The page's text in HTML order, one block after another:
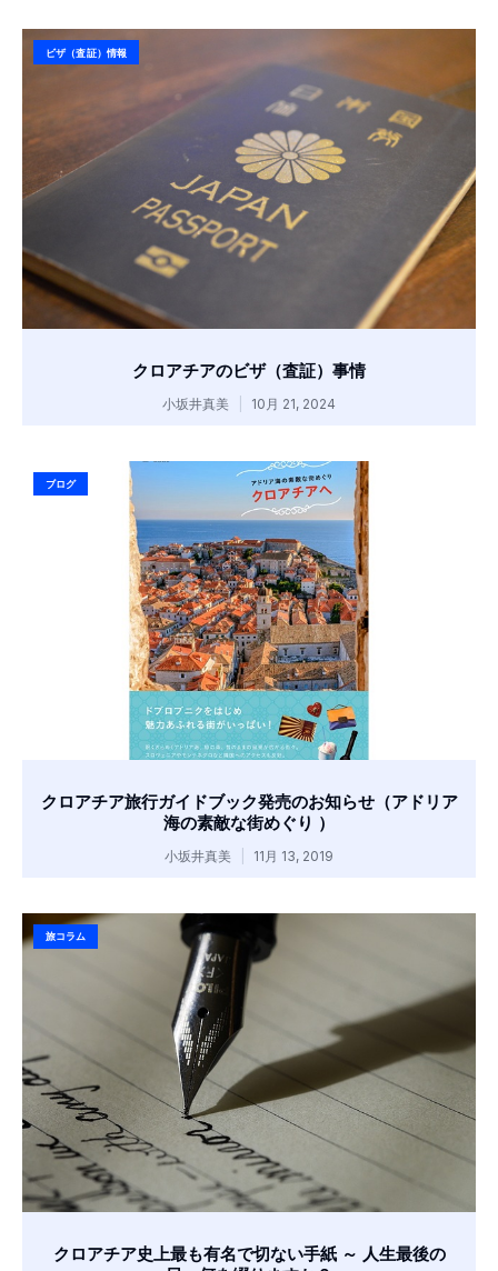
ビザ（査証）情報
クロアチアのビザ（査証）事情
小坂井真美 10月 21, 2024
ブログ
クロアチア旅行ガイドブック発売のお知らせ（アドリア
海の素敵な街めぐり ）
小坂井真美 11月 13, 2019
旅コラム
クロアチア史上最も有名で切ない手紙 ～ 人生最後の